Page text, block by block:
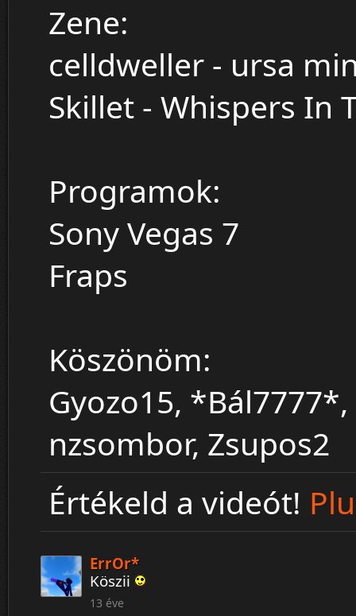
Zene:
celldweller - ursa
Skillet - Whispers In
Programok:
Sony Vegas 7
Fraps
Köszönöm:
Gyozo15,
nzsombor, Zsupos2
Értékeld a videót!
ErrOr*
Köszii
13 éve